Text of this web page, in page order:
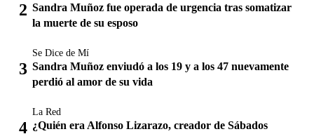
Sandra Muñoz fue operada de urgencia tras somatizar
la muerte de su esposo
Se Dice de Mí
Sandra Muñoz enviudó a los 19 y a los 47 nuevamente
perdió al amor de su vida
La Red
¿Quién era Alfonso Lizarazo, creador de Sábados